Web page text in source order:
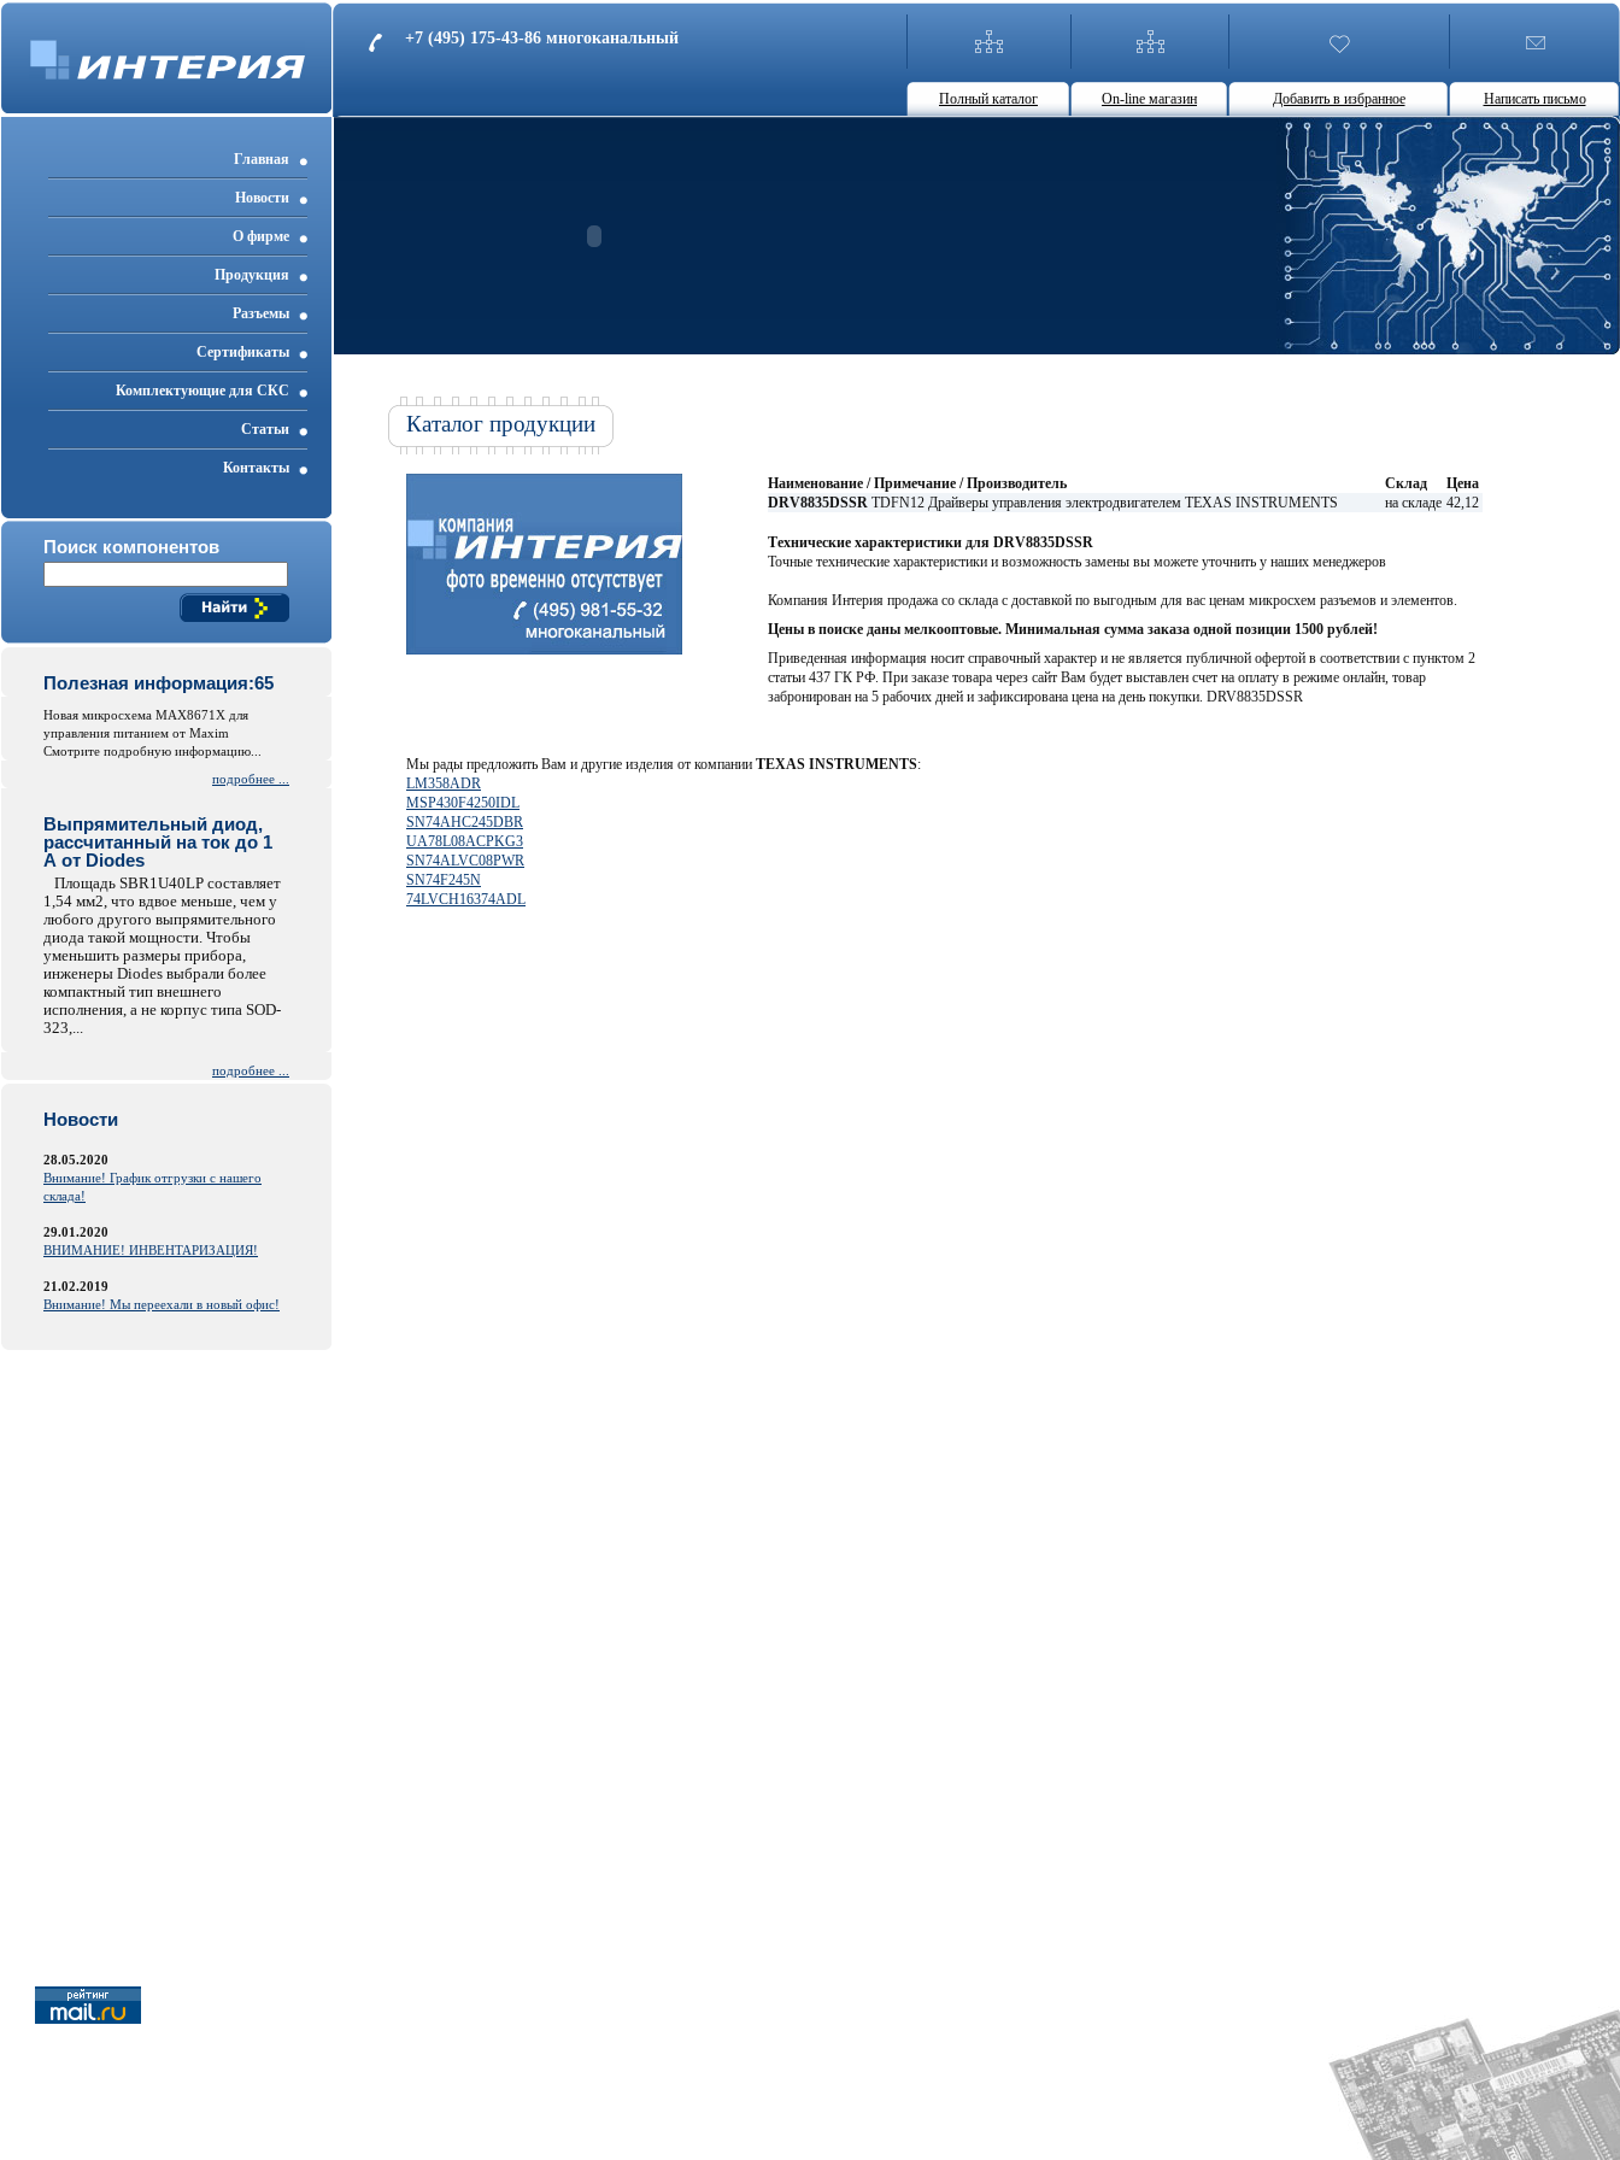
+7 (495) 175-43-86 многоканальный
Полный каталог On-line магазин Добавить в избранное Написать письмо
Главная
Новости
О фирме
Продукция
Разъемы
Cертификаты
Комплектующие для СКС
Статьи
Контакты
Поиск компонентов
Полезная информация:65
Новая микросхема MAX8671X для
управления питанием от Maxim
Смотрите подробную информацию...
подробнее ...
Выпрямительный диод,
рассчитанный на ток до 1
А от Diodes
Площадь SBR1U40LP составляет
1,54 мм2, что вдвое меньше, чем у
любого другого выпрямительного
диода такой мощности. Чтобы
уменьшить размеры прибора,
инженеры Diodes выбрали более
компактный тип внешнего
исполнения, а не корпус типа SOD-
323,...
подробнее ...
Новости
28.05.2020
Внимание! График отгрузки с нашего
склада!
29.01.2020
ВНИМАНИЕ! ИНВЕНТАРИЗАЦИЯ!
21.02.2019
Внимание! Мы переехали в новый офис!
Каталог продукции
Наименование / Примечание / Производитель Склад
Цена
DRV8835DSSR TDFN12 Драйверы управления электродвигателем TEXAS INSTRUMENTS на складе 42,12
Технические характеристики для DRV8835DSSR
Точные технические характеристики и возможность замены вы можете уточнить у наших менеджеров
Компания Интерия продажа со склада с доставкой по выгодным для вас ценам микросхем разъемов и элементов.
Цены в поиске даны мелкооптовые. Минимальная сумма заказа одной позиции 1500 рублей!
Приведенная информация носит справочный характер и не является публичной офертой в соответствии с пунктом 2
статьи 437 ГК РФ. При заказе товара через сайт Вам будет выставлен счет на оплату в режиме онлайн, товар
забронирован на 5 рабочих дней и зафиксирована цена на день покупки. DRV8835DSSR
Мы рады предложить Вам и другие изделия от компании TEXAS INSTRUMENTS:
LM358ADR
MSP430F4250IDL
SN74AHC245DBR
UA78L08ACPKG3
SN74ALVC08PWR
SN74F245N
74LVCH16374ADL